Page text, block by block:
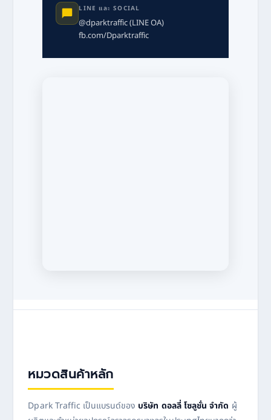
LINE และ SOCIAL
@dparktraffic (LINE OA)
fb.com/Dparktraffic
หมวดสินค้าหลัก
Dpark Traffic เป็นแบรนด์ของ บริษัท ดอลลี่ โซลูชั่น จำกัด ผู้